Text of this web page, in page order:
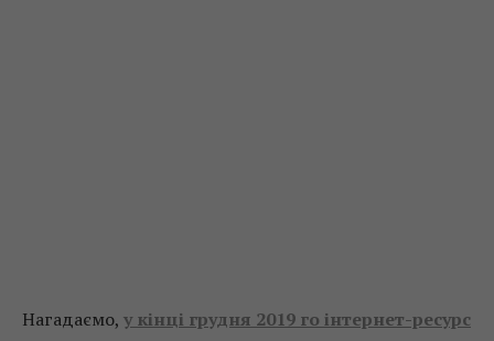
Нагадаємо, у кінці грудня 2019 го інтернет-ресурс